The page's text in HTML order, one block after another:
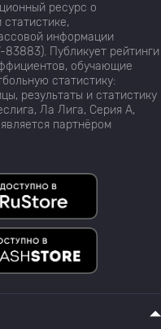
ресурс о
информации
Публикует рейтинги
обучающие
статистику:
результаты и статистику
Ла Лига, Серия А,
партнёром